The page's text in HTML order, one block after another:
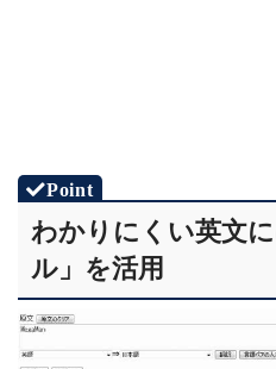
わかりにくい英文
ル 」を活用